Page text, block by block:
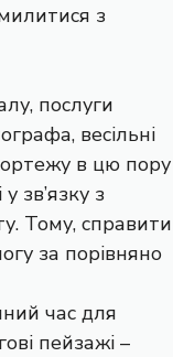
з
послуги
весільні
в цю пору
зв’язку з
Тому, справити
за порівняно
час для
пейзажі –